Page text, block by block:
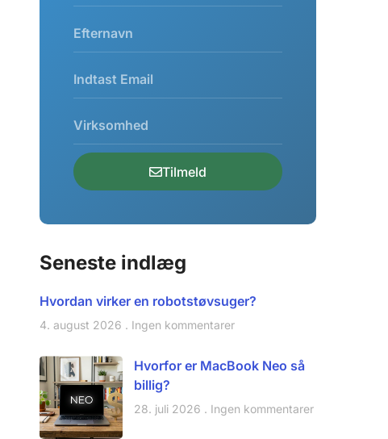
Tilmeld
Seneste indlæg
Hvordan virker en robotstøvsuger?
4. august 2026 Ingen kommentarer
Hvorfor er MacBook Neo så
billig?
28. juli 2026 Ingen kommentarer